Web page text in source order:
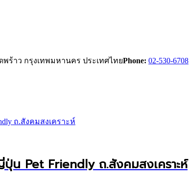
ร้าว กรุงเทพมหานคร ประเทศไทยPhone: 02-530-6708
น Pet Friendly ถ.สังคมสงเคราะห์